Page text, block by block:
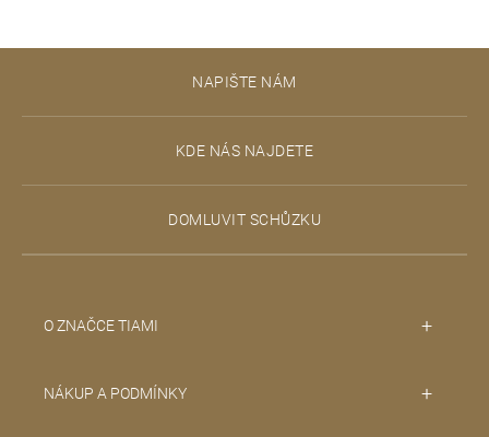
NAPIŠTE NÁM
KDE NÁS NAJDETE
DOMLUVIT SCHŮZKU
O ZNAČCE TIAMI
NÁKUP A PODMÍNKY